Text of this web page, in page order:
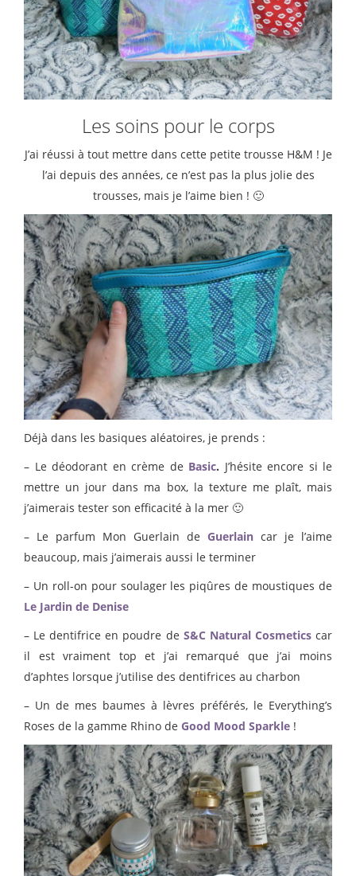
Les soins pour le corps
J’ai réussi à tout mettre dans cette petite trousse H&M ! Je
l’ai depuis des années, ce n’est pas la plus jolie des
trousses, mais je l’aime bien ! 🙂
Déjà dans les basiques aléatoires, je prends :
– Le déodorant en crème de Basic. J’hésite encore si le
mettre un jour dans ma box, la texture me plaît, mais
j’aimerais tester son efficacité à la mer 🙂
– Le parfum Mon Guerlain de Guerlain car je l’aime
beaucoup, mais j’aimerais aussi le terminer
– Un roll-on pour soulager les piqûres de moustiques de
Le Jardin de Denise
– Le dentifrice en poudre de S&C Natural Cosmeticscar
il est vraiment top et j’ai remarqué que j’ai moins
d’aphtes lorsque j’utilise des dentifrices au charbon
– Un de mes baumes à lèvres préférés, le Everything’s
Roses de la gamme Rhino de Good Mood Sparkle !